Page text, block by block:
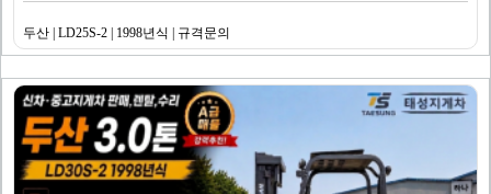
두산 | LD25S-2 | 1998년식 | 규격문의